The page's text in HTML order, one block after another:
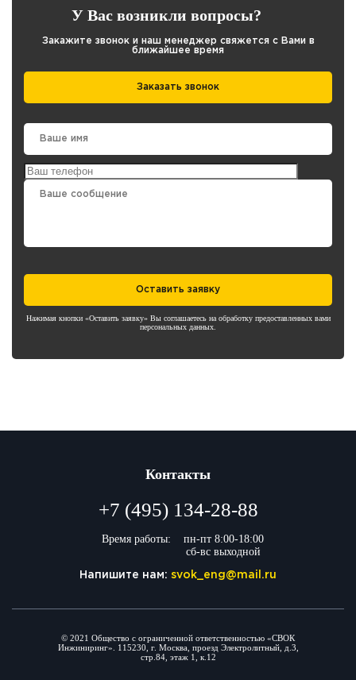
У Вас возникли вопросы?
Закажите звонок и наш менеджер свяжется с Вами в
ближайшее время
Заказать звонок
Нажимая кнопки «Оставить заявку» Вы соглашаетесь на обработку предоставленных вами
персональных данных.
Оставить заявку
Контакты
+7 (495) 134-28-88
Время работы:
пн-пт 8:00-18:00
сб-вс выходной
Напишите нам: svok_eng@mail.ru
© 2021 Общество с ограниченной ответственностью «СВОК
Инжиниринг». 115230, г. Москва, проезд Электролитный, д.3,
стр.84, этаж 1, к.12